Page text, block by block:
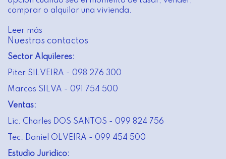
comprar o alquilar una vivienda.
Leer más
Nuestros contactos
Sector Alquileres:
Piter SILVEIRA - 098 276 300
Marcos SILVA - 091 754 500
Ventas:
Lic. Charles DOS SANTOS - 099 824 756
Tec. Daniel OLVEIRA - 099 454 500
Estudio Juridico: